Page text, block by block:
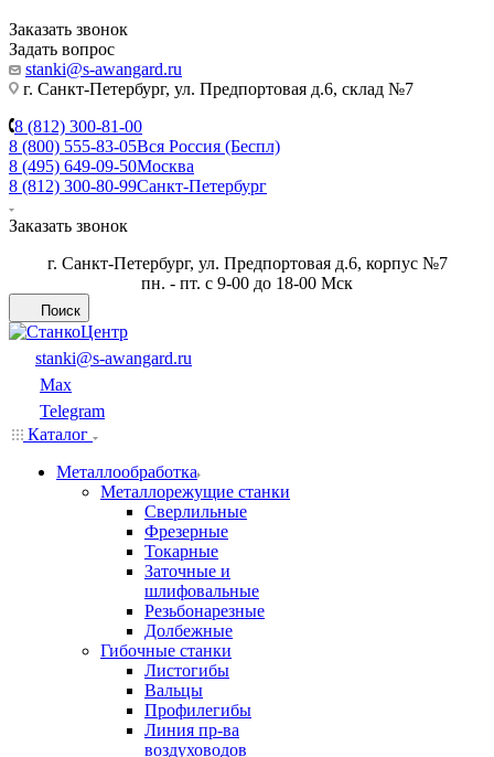
Заказать звонок
Задать вопрос
stanki@s-awangard.ru
г. Санкт-Петербург, ул. Предпортовая д.6, склад №7
8 (812) 300-81-00
8 (800) 555-83-05Вся Россия (Беспл)
8 (495) 649-09-50Москва
8 (812) 300-80-99Санкт-Петербург
Заказать звонок
г. Санкт-Петербург, ул. Предпортовая д.6, корпус №7
пн. - пт. с 9-00 до 18-00 Мск
Поиск
stanki@s-awangard.ru
Max
Telegram
Каталог
Металлообработка
Металлорежущие станки
Сверлильные
Фрезерные
Токарные
Заточные и
шлифовальные
Резьбонарезные
Долбежные
Гибочные станки
Листогибы
Вальцы
Профилегибы
Линия пр-ва
воздуховодов